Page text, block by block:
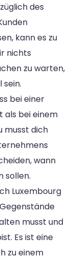
des
kann es zu
nichts
zu warten,
sein.
bei einer
als bei einem
musst dich
wann
sollen.
Luxembourg
musst und
Es ist eine
zu einem